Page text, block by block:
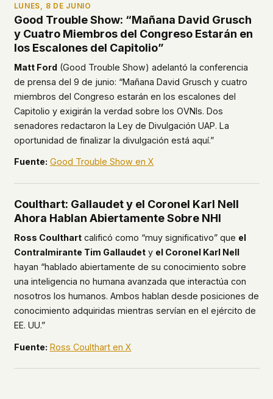
This isn't a privacy policy written by lawyers to
protect us. It's a promise written by us to protect
you. If we ever add analytics, tracking, or third-
party scripts, we'll say so here first – and you
should stop trusting us.
LUNES, 8 DE JUNIO
Good Trouble Show: “Mañana David Grusch
y Cuatro Miembros del Congreso Estarán en
los Escalones del Capitolio”
Matt Ford(Good Trouble Show) adelantó la conferencia
de prensa del 9 de junio: “Mañana David Grusch y cuatro
miembros del Congreso estarán en los escalones del
Capitolio y exigirán la verdad sobre los OVNIs. Dos
senadores redactaron la Ley de Divulgación UAP. La
oportunidad de finalizar la divulgación está aquí.”
Fuente: Good Trouble Show en X
Coulthart: Gallaudet y el Coronel Karl Nell
Ahora Hablan Abiertamente Sobre NHI
Ross Coulthartcalificó como “muy significativo” que el
Contralmirante Tim Gallaudety el Coronel Karl Nell
hayan “hablado abiertamente de su conocimiento sobre
una inteligencia no humana avanzada que interactúa con
nosotros los humanos. Ambos hablan desde posiciones de
conocimiento adquiridas mientras servían en el ejército de
EE. UU.”
Fuente: Ross Coulthart en X